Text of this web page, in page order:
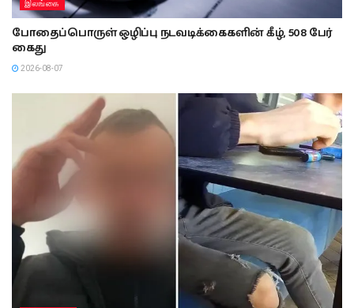
இலங்கை
போதைப்பொருள் ஒழிப்பு நடவடிக்கைகளின் கீழ், 508 பேர்
கைது
2026-08-07